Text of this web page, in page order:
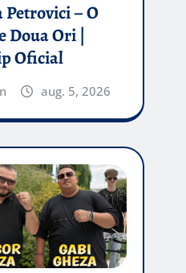
– O
Doua Ori |
Oficial
aug. 5, 2026